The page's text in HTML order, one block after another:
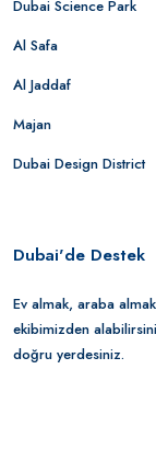
Dubai Science Park
Al Safa
Al Jaddaf
Majan
Dubai Design District
Dubai'de Destek
Ev almak, araba
ekibimizden
doğru yerdesiniz.